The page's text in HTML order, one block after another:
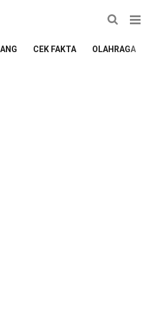
CEK FAKTA OLAHRAGA